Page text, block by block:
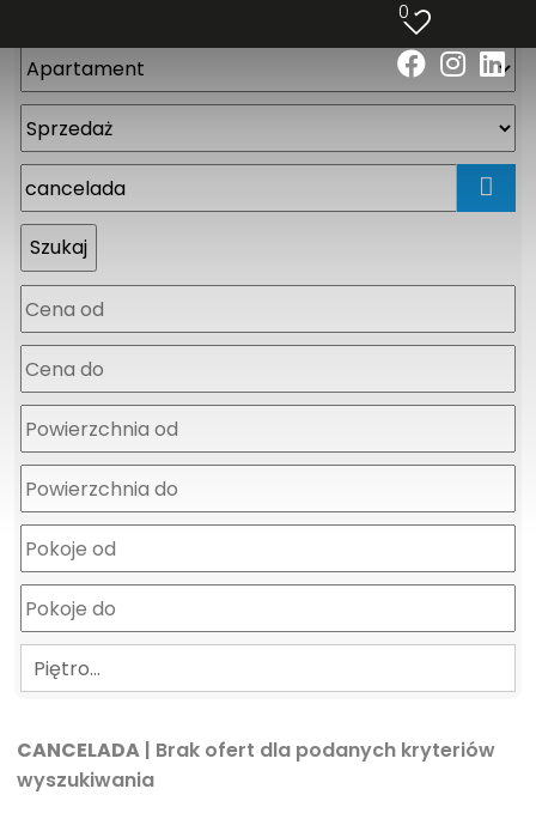
0
Piętro…
CANCELADA | Brak ofert dla podanych kryteriów
wyszukiwania